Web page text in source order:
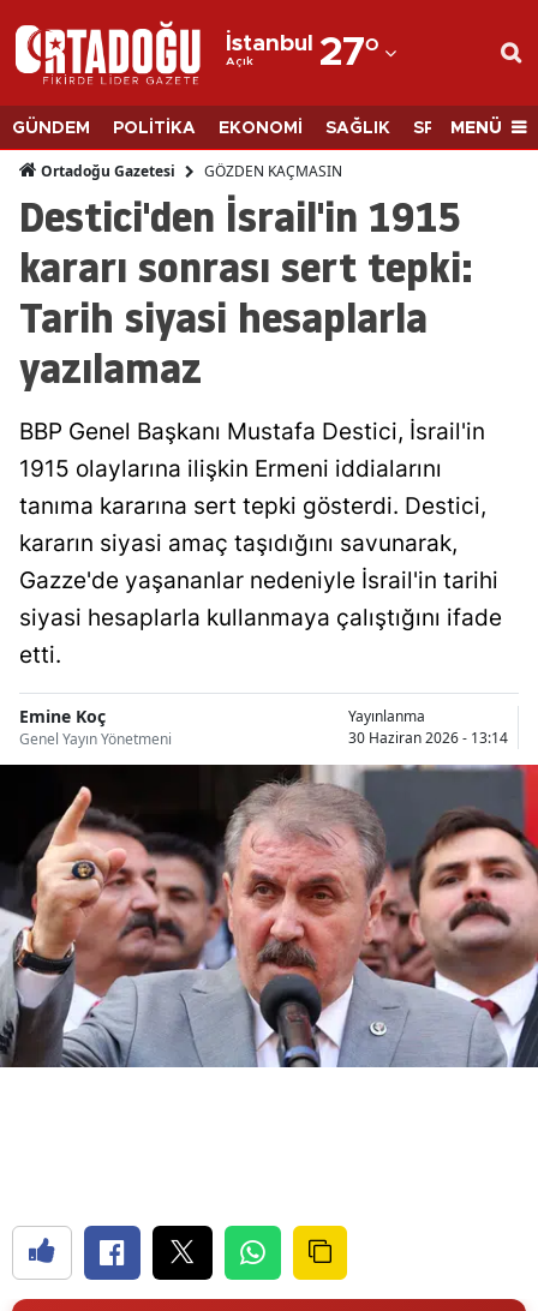
İstanbul
Açık 27°
Adana
Adıyaman
Afyonkarahisar
Ağrı
Amasya
Ankara
Aydın
Balıkesir
Bilecik
Bingöl
Burdur
Bursa
Çanakkale
Çankırı
Çorum
Denizli
Diyarbakır
Erzurum
Eskişehir
GÜNDEM POLİTİKA EKONOMİ SAĞLIK SPORMENÜ
Ortadoğu Gazetesi GÖZDEN KAÇMASIN
Destici'den İsrail'in 1915
kararı sonrası sert tepki:
Tarih siyasi hesaplarla
yazılamaz
BBP Genel Başkanı Mustafa Destici, İsrail'in
1915 olaylarına ilişkin Ermeni iddialarını
tanıma kararına sert tepki gösterdi. Destici,
kararın siyasi amaç taşıdığını savunarak,
Gazze'de yaşananlar nedeniyle İsrail'in tarihi
siyasi hesaplarla kullanmaya çalıştığını ifade
etti.
Emine Koç
Genel Yayın Yönetmeni
Yayınlanma
30 Haziran 2026 - 13:14